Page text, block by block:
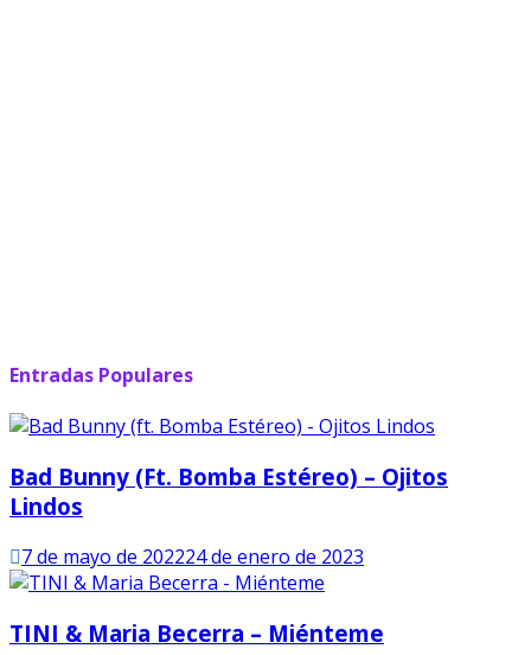
Entradas Populares
Bad Bunny (ft. Bomba Estéreo) – Ojitos
Lindos
7 de mayo de 202224 de enero de 2023
TINI & Maria Becerra – Miénteme